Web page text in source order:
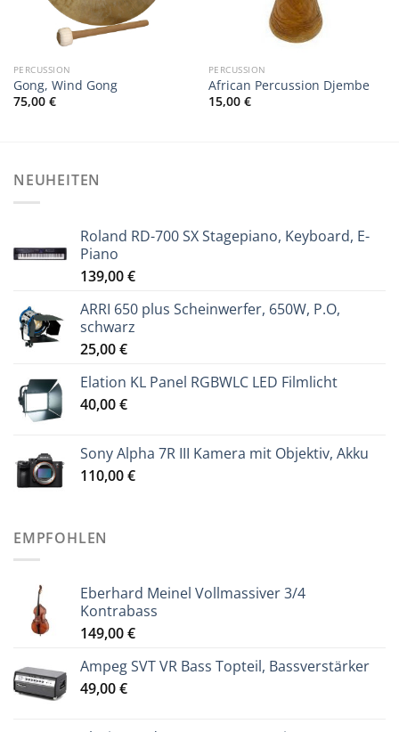
PERCUSSION
Gong, Wind Gong
75,00 €
PERCUSSION
African Percussion Djembe
15,00 €
NEUHEITEN
Roland RD-700 SX Stagepiano, Keyboard, E-
Piano
139,00€
ARRI 650 plus Scheinwerfer, 650W, P.O,
schwarz
25,00€
Elation KL Panel RGBWLC LED Filmlicht
40,00€
Sony Alpha 7R III Kamera mit Objektiv, Akku
110,00€
EMPFOHLEN
Eberhard Meinel Vollmassiver 3/4
Kontrabass
149,00€
Ampeg SVT VR Bass Topteil, Bassverstärker
49,00€